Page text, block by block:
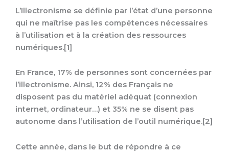
L’Illectronisme se définie par l’état d’une personne
qui ne maîtrise pas les compétences nécessaires
à l’utilisation et à la création des ressources
numériques.[1]
En France, 17% de personnes sont concernées par
l’illectronisme. Ainsi, 12% des Français ne
disposent pas du matériel adéquat (connexion
internet, ordinateur…) et 35% ne se disent pas
autonome dans l’utilisation de l’outil numérique.[2]
Cette année, dans le but de répondre à ce